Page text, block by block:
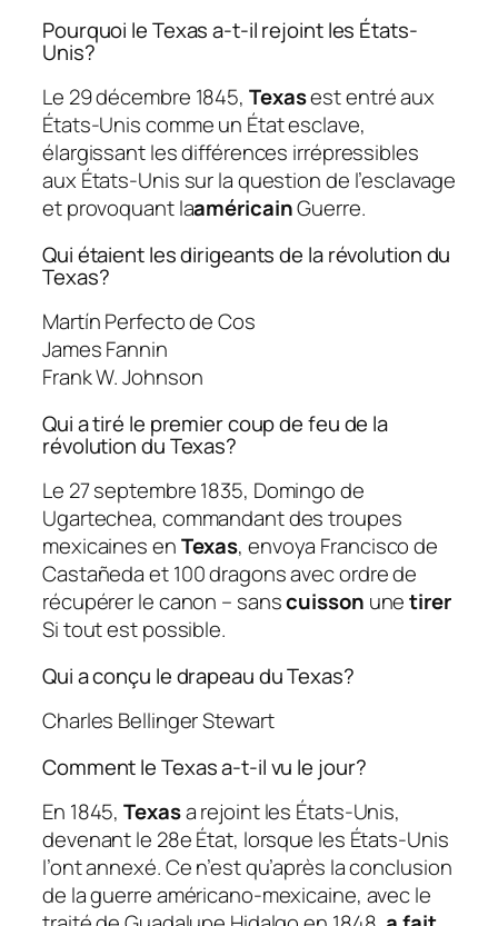
Pourquoi le Texas a-t-il rejoint les États-
Unis?
Le 29 décembre 1845, Texasest entré aux
États-Unis comme un État esclave,
élargissant les différences irrépressibles
aux États-Unis sur la question de l’esclavage
et provoquant laaméricainGuerre.
Qui étaient les dirigeants de la révolution du
Texas?
Martín Perfecto de Cos
James Fannin
Frank W. Johnson
Qui a tiré le premier coup de feu de la
révolution du Texas?
Le 27 septembre 1835, Domingo de
Ugartechea, commandant des troupes
mexicaines enTexas, envoya Francisco de
Castañeda et 100 dragons avec ordre de
récupérer le canon – sanscuisson unetirer
Si tout est possible.
Qui a conçu le drapeau du Texas?
Charles Bellinger Stewart
Comment le Texas a-t-il vu le jour?
En 1845,Texasa rejoint les États-Unis,
devenant le 28e État, lorsque les États-Unis
l’ont annexé. Ce n’est qu’après la conclusion
de la guerre américano-mexicaine, avec le